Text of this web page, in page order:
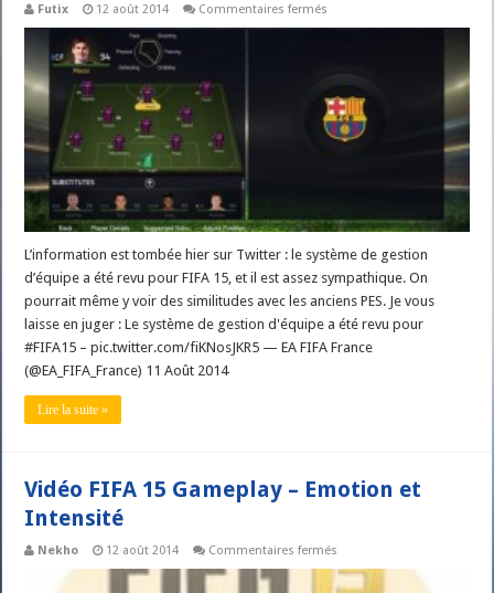
Futix 12 août 2014 Commentaires fermés
de
gestion
d’équipe
a
L’information est tombée hier sur Twitter : le système de gestion
d’équipe a été revu pour FIFA 15, et il est assez sympathique. On
pourrait même y voir des similitudes avec les anciens PES. Je vous
laisse en juger : Le système de gestion d'équipe a été revu pour
#FIFA15 – pic.twitter.com/fiKNosJKR5 — EA FIFA France
(@EA_FIFA_France) 11 Août 2014
Lire la suite »
Vidéo FIFA 15 Gameplay – Emotion et
Intensité
Nekho 12 août 2014 Commentaires fermés
FIFA